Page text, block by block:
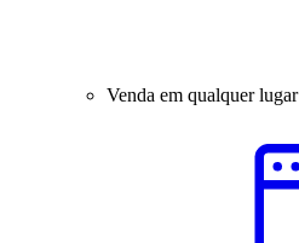
Venda em qualquer lugar